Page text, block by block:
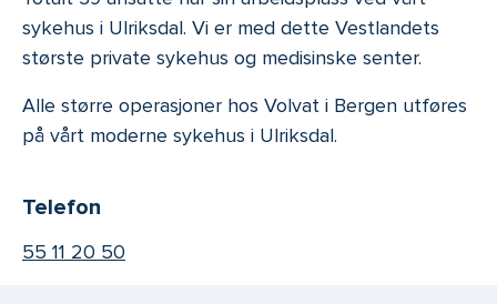
sykehus i Ulriksdal. Vi er med dette Vestlandets
største private sykehus og medisinske senter.
Alle større operasjoner hos Volvat i Bergen utføres
på vårt moderne sykehus i Ulriksdal.
Telefon
55 11 20 50